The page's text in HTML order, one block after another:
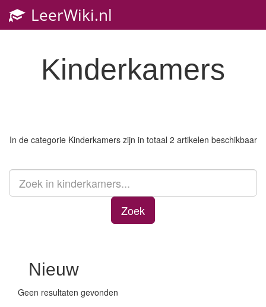
LeerWiki.nl
Kinderkamers
In de categorie Kinderkamerszijn in totaal 2 artikelen beschikbaar
Zoek
Nieuw
Geen resultaten gevonden